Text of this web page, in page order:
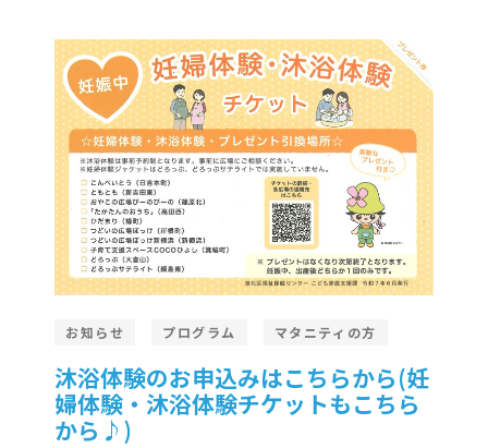
お知らせ プログラム マタニティの方
沐浴体験のお申込みはこちらから(妊
婦体験・沐浴体験チケットもこちら
から♪)